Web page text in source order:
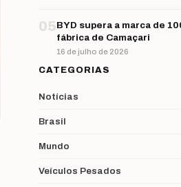
05BYD supera a marca de
fábrica de Camaçari
16 de julho de 2026
CATEGORIAS
Notícias
Brasil
Mundo
Veículos Pesados